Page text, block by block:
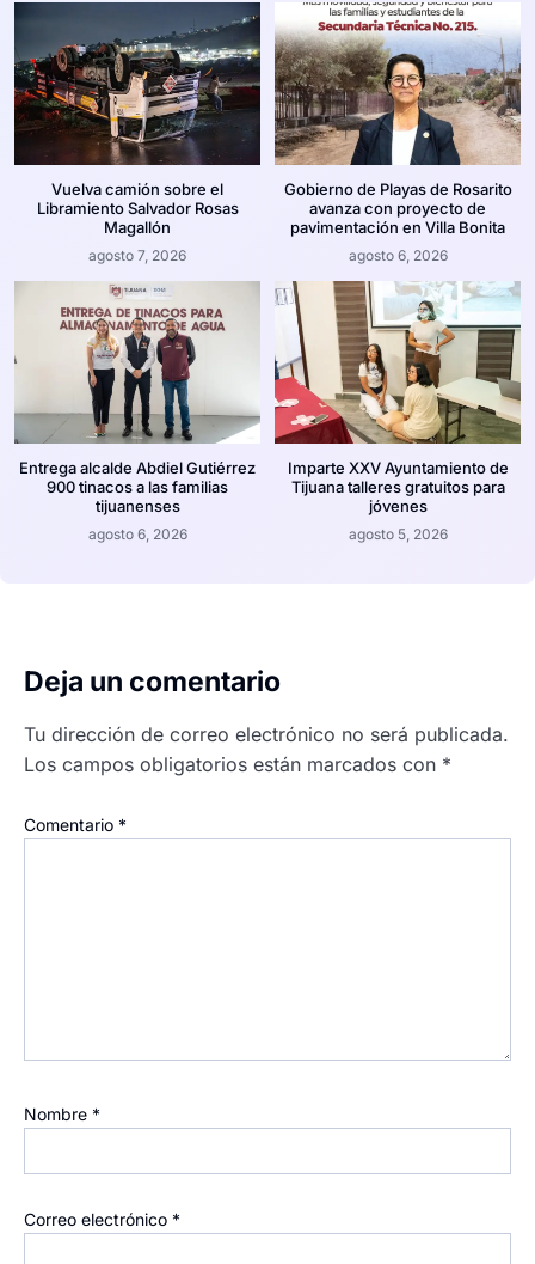
Vuelva camión sobre el
Libramiento Salvador Rosas
Magallón
agosto 7, 2026
Gobierno de Playas de Rosarito
avanza con proyecto de
pavimentación en Villa Bonita
agosto 6, 2026
Entrega alcalde Abdiel Gutiérrez
900 tinacos a las familias
tijuanenses
agosto 6, 2026
Imparte XXV Ayuntamiento de
Tijuana talleres gratuitos para
jóvenes
agosto 5, 2026
Deja un comentario
Tu dirección de correo electrónico no será publicada.
Los campos obligatorios están marcados con *
Comentario *
Nombre *
Correo electrónico *